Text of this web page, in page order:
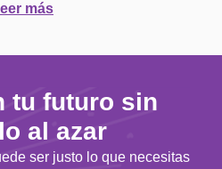
más
tu futuro sin
al azar
ser justo lo que necesitas